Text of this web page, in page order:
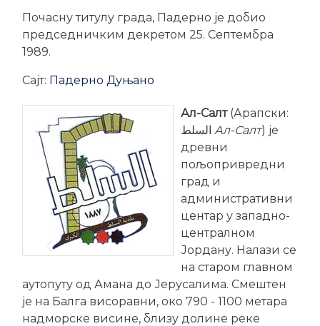
Почасну титулу града, Падерно је добио
председничким декретом 25. Септембра
1989.
Сајт: Падерно Дуњано
Ал-Салт(Арапски:
Ал-Салт) је
древни
пољопривредни
град и
административни
центар у западно-
централном
Јордану. Налази се
на старом главном
аутопуту од Амана до Јерусалима. Смештен
је на Балга висоравни, око 790 - 1100 метара
надморске висине, близу долине реке